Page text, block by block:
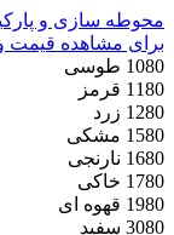
محوطه سازی و
برای مشاهده قیمت
1080 طوسی
1180 قرمز
1280 زرد
1580 مشکی
1680 نارنجی
1780 خاکی
1980 قهوه ای
3080 سفید